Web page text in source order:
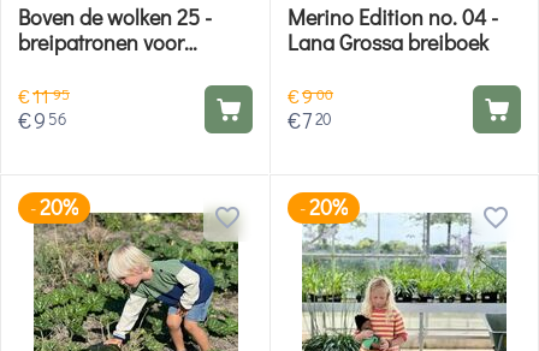
Boven de wolken 25 -
breipatronen voor
€1195
€9 56
Merino Edition no. 04 -
Lana Grossa breiboek
€900
€720
-20% -20%